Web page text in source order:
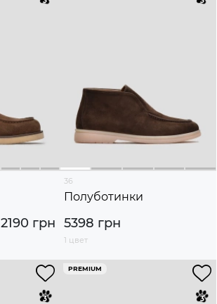
2190 грн
36
Полуботинки
5398 грн
1 цвет
PREMIUM